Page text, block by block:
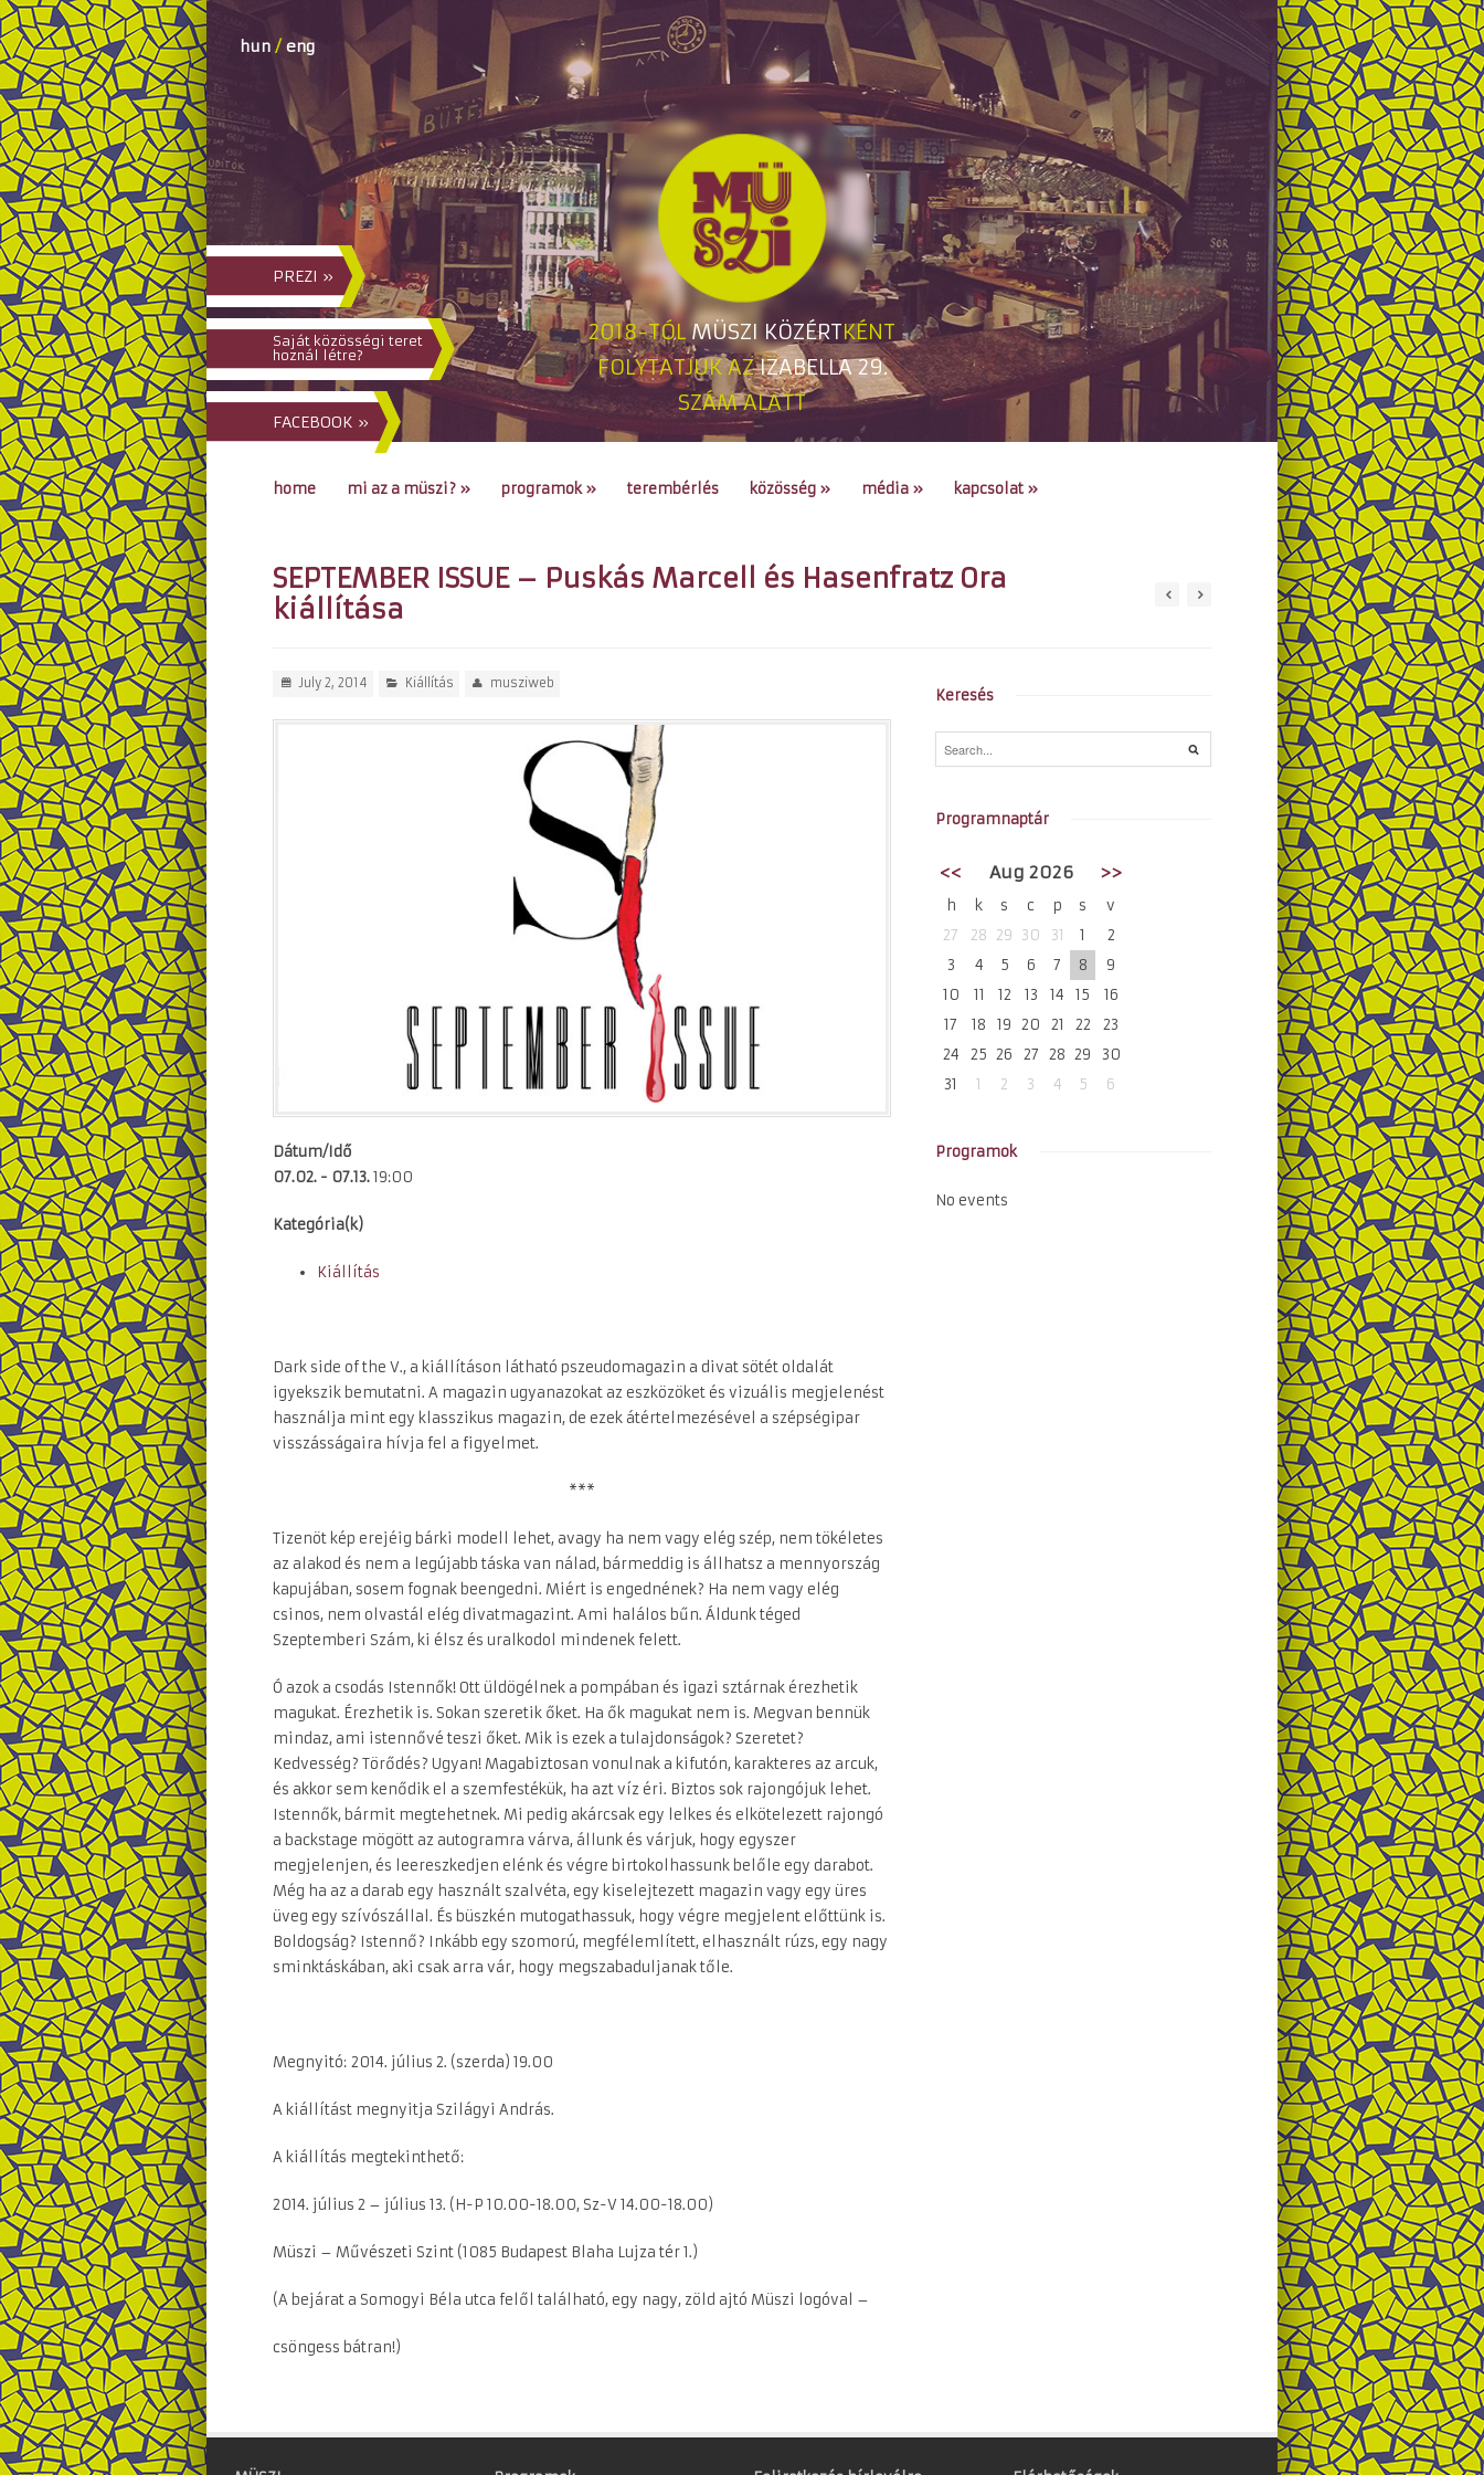
2018-TÓLMÜSZI KÖZÉRTKÉNT
FOLYTATJUK AZIZABELLA 29.
SZÁM ALATT
hun / eng
PREZI »
Saját közösségi teret
hoznál létre?
FACEBOOK »
home mi az a müszi? » programok» terembérlés közösség » média » kapcsolat »
SEPTEMBER ISSUE – Puskás Marcell és Hasenfratz Ora
kiállítása
July 2, 2014 Kiállítás musziweb
Dátum/Idő
07.02. - 07.13.19:00
Kategória(k)
Kiállítás
Dark side of the V., a kiállításon látható pszeudomagazin a divat sötét oldalát
igyekszik bemutatni. A magazin ugyanazokat az eszközöket és vizuális megjelenést
használja mint egy klasszikus magazin, de ezek átértelmezésével a szépségipar
visszásságaira hívja fel a figyelmet.
***
Tizenöt kép erejéig bárki modell lehet, avagy ha nem vagy elég szép, nem tökéletes
az alakod és nem a legújabb táska van nálad, bármeddig is állhatsz a mennyország
kapujában, sosem fognak beengedni. Miért is engednének? Ha nem vagy elég
csinos, nem olvastál elég divatmagazint. Ami halálos bűn. Áldunk téged
Szeptemberi Szám, ki élsz és uralkodol mindenek felett.
Ó azok a csodás Istennők! Ott üldögélnek a pompában és igazi sztárnak érezhetik
magukat. Érezhetik is. Sokan szeretik őket. Ha ők magukat nem is. Megvan bennük
mindaz, ami istennővé teszi őket. Mik is ezek a tulajdonságok? Szeretet?
Kedvesség? Törődés? Ugyan! Magabiztosan vonulnak a kifutón, karakteres az arcuk,
és akkor sem kenődik el a szemfestékük, ha azt víz éri. Biztos sok rajongójuk lehet.
Istennők, bármit megtehetnek. Mi pedig akárcsak egy lelkes és elkötelezett rajongó
a backstage mögött az autogramra várva, állunk és várjuk, hogy egyszer
megjelenjen, és leereszkedjen elénk és végre birtokolhassunk belőle egy darabot.
Még ha az a darab egy használt szalvéta, egy kiselejtezett magazin vagy egy üres
üveg egy szívószállal. És büszkén mutogathassuk, hogy végre megjelent előttünk is.
Boldogság? Istennő? Inkább egy szomorú, megfélemlített, elhasznált rúzs, egy nagy
sminktáskában, aki csak arra vár, hogy megszabaduljanak tőle.
Megnyitó: 2014. július 2. (szerda) 19.00
A kiállítást megnyitja Szilágyi András.
A kiállítás megtekinthető:
2014. július 2 – július 13. (H-P 10.00-18.00, Sz-V 14.00-18.00)
Müszi – Művészeti Szint (1085 Budapest Blaha Lujza tér 1.)
(A bejárat a Somogyi Béla utca felől található, egy nagy, zöld ajtó Müszi logóval –
csöngess bátran!)
Keresés
Programnaptár
<< Aug 2026 >>
h k s c p s
v
27
28 29 30 31 1
2
3
4 5 6 7 8
9
10
11 12 13 14 15
16
17
18 19 20 21 22
23
24
25 26 27 28 29
30
31
1 2 3 4 5 6
Programok
No events